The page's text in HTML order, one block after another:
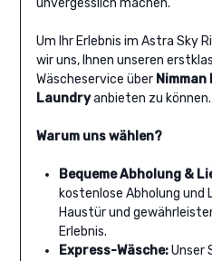
unvergesslich machen.
Um Ihr Erlebnis im Astra Sky
wir uns, Ihnen unseren
Wäscheservice über Nimman
Laundryanbieten zu können.
Warum uns wählen?
Bequeme Abholung &
kostenlose Abholung und
Haustür und
Erlebnis.
Express-Wäsche:Unser